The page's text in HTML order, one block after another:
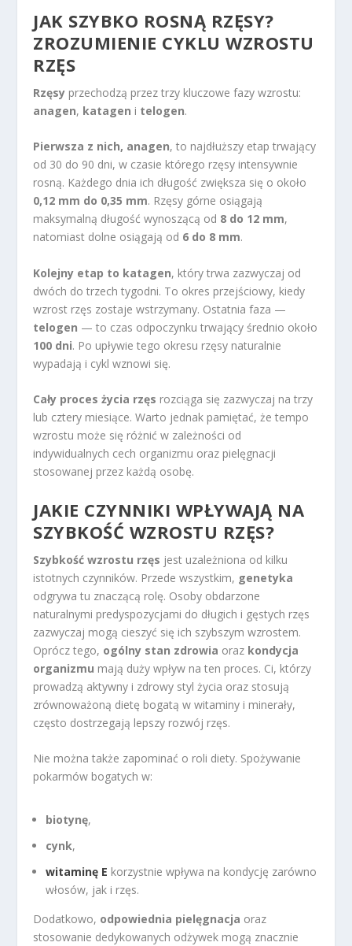
JAK SZYBKO ROSNĄ RZĘSY?
ZROZUMIENIE CYKLU WZROSTU
RZĘS
Rzęsy przechodzą przez trzy kluczowe fazy wzrostu:
anagen, katagen i telogen.
Pierwsza z nich, anagen, to najdłuższy etap trwający
od 30 do 90 dni, w czasie którego rzęsy intensywnie
rosną. Każdego dnia ich długość zwiększa się o około
0,12 mm do 0,35 mm. Rzęsy górne osiągają
maksymalną długość wynoszącą od 8 do 12 mm,
natomiast dolne osiągają od 6 do 8 mm.
Kolejny etap to katagen, który trwa zazwyczaj od
dwóch do trzech tygodni. To okres przejściowy, kiedy
wzrost rzęs zostaje wstrzymany. Ostatnia faza —
telogen — to czas odpoczynku trwający średnio około
100 dni. Po upływie tego okresu rzęsy naturalnie
wypadają i cykl wznowi się.
Cały proces życia rzęs rozciąga się zazwyczaj na trzy
lub cztery miesiące. Warto jednak pamiętać, że tempo
wzrostu może się różnić w zależności od
indywidualnych cech organizmu oraz pielęgnacji
stosowanej przez każdą osobę.
JAKIE CZYNNIKI WPŁYWAJĄ NA
SZYBKOŚĆ WZROSTU RZĘS?
Szybkość wzrostu rzęs jest uzależniona od kilku
istotnych czynników. Przede wszystkim, genetyka
odgrywa tu znaczącą rolę. Osoby obdarzone
naturalnymi predyspozycjami do długich i gęstych rzęs
zazwyczaj mogą cieszyć się ich szybszym wzrostem.
Oprócz tego, ogólny stan zdrowia oraz kondycja
organizmu mają duży wpływ na ten proces. Ci, którzy
prowadzą aktywny i zdrowy styl życia oraz stosują
zrównoważoną dietę bogatą w witaminy i minerały,
często dostrzegają lepszy rozwój rzęs.
Nie można także zapominać o roli diety. Spożywanie
pokarmów bogatych w:
biotynę,
cynk,
witaminę E korzystnie wpływa na kondycję zarówno
włosów, jak i rzęs.
Dodatkowo, odpowiednia pielęgnacja oraz
stosowanie dedykowanych odżywek mogą znacznie